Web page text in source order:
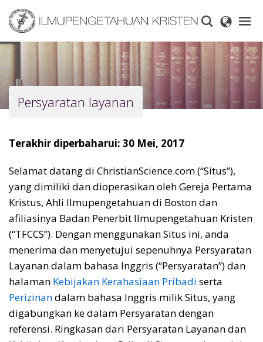
main
content
Persyaratan layanan
Terakhir diperbaharui: 30 Mei, 2017
Selamat datang di ChristianScience.com (“Situs”),
yang dimiliki dan dioperasikan oleh Gereja Pertama
Kristus, Ahli Ilmupengetahuan di Boston dan
afiliasinya Badan Penerbit Ilmupengetahuan Kristen
(“TFCCS”). Dengan menggunakan Situs ini, anda
menerima dan menyetujui sepenuhnya Persyaratan
Layanan dalam bahasa Inggris (“Persyaratan”) dan
halaman Kebijakan Kerahasiaan Pribadi serta
Perizinandalam bahasa Inggris milik Situs, yang
digabungkan ke dalam Persyaratan dengan
referensi. Ringkasan dari Persyaratan Layanan dan